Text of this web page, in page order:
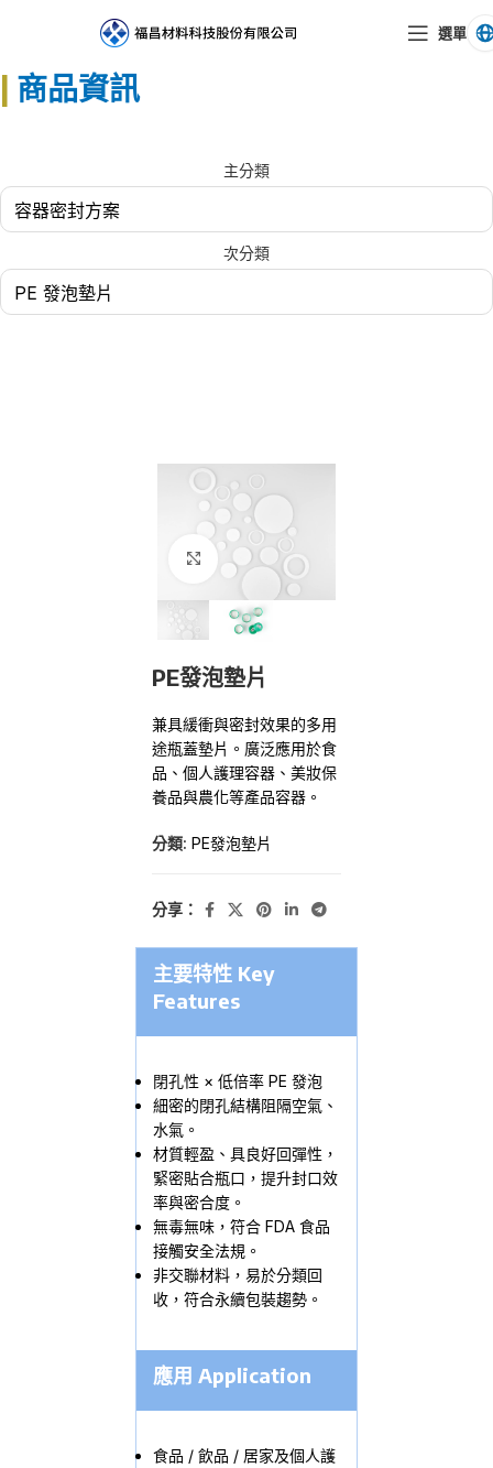
選單
| 商品資訊
主分類
次分類
點擊放大
PE發泡墊片
兼具緩衝與密封效果的多用
途瓶蓋墊片。廣泛應用於食
品、個人護理容器、美妝保
養品與農化等產品容器。
分類: PE發泡墊片
分享：
主要特性 Key
Features
閉孔性 × 低倍率 PE 發泡
細密的閉孔結構阻隔空氣、
水氣。
材質輕盈、具良好回彈性，
緊密貼合瓶口，提升封口效
率與密合度。
無毒無味，符合 FDA 食品
接觸安全法規。
非交聯材料，易於分類回
收，符合永續包裝趨勢。
應用 Application
食品 / 飲品 / 居家及個人護